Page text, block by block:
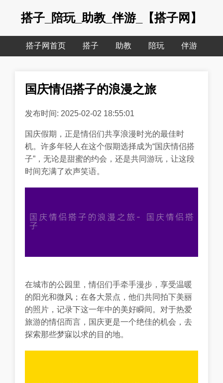
搭子_陪玩_助教_伴游_【搭子网】
搭子网首页 搭子 助教 陪玩 伴游
国庆情侣搭子的浪漫之旅
发布时间: 2025-02-02 18:55:01
国庆假期，正是情侣们共享浪漫时光的最佳时
机。许多年轻人在这个假期选择成为“国庆情侣搭
子”，无论是甜蜜的约会，还是共同游玩，让这段
时间充满了欢声笑语。
在城市的公园里，情侣们手牵手漫步，享受温暖
的阳光和微风；在各大景点，他们共同拍下美丽
的照片，记录下这一年中的美好瞬间。对于热爱
旅游的情侣而言，国庆更是一个绝佳的机会，去
探索那些梦寐以求的目的地。